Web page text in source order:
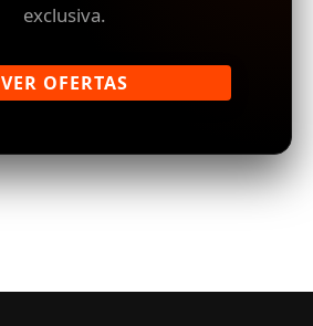
exclusiva.
VER OFERTAS